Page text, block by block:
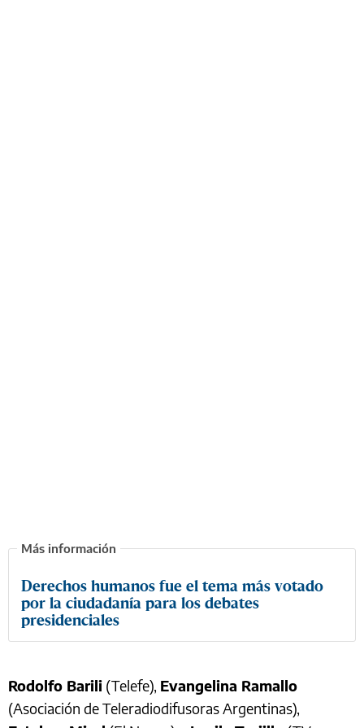
Derechos humanos fue el tema más votado
por la ciudadanía para los debates
presidenciales
Rodolfo Barili (Telefe), Evangelina Ramallo
(Asociación de Teleradiodifusoras Argentinas),